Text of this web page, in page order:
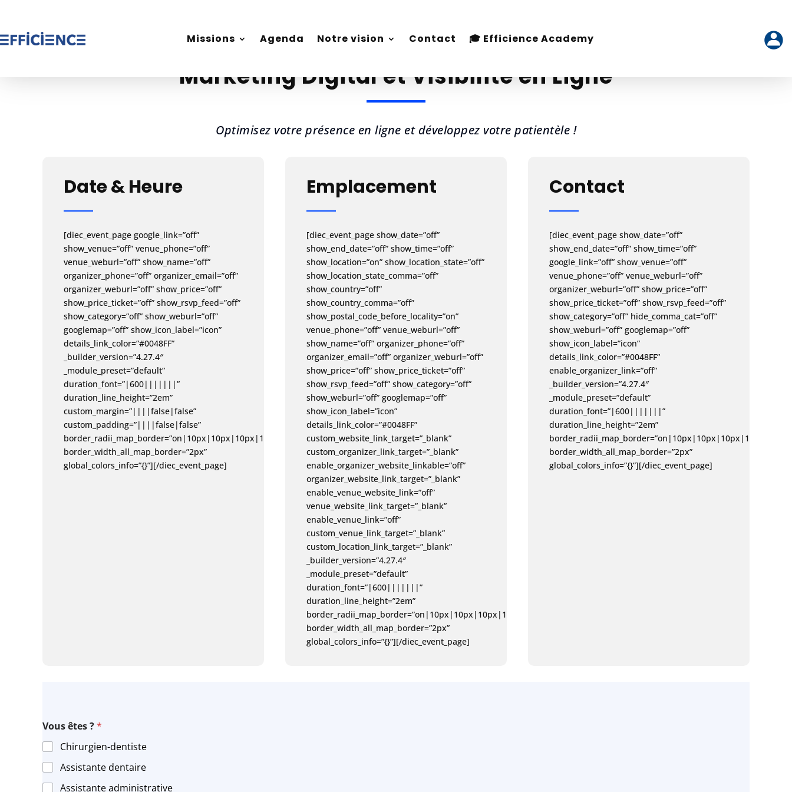
Missions
Agenda Notre vision Contact 🎓 Efficience Academy
Marketing Digital et Visibilité en Ligne
Optimisez votre présence en ligne et développez votre patientèle !
Date & Heure
[diec_event_page google_link=”off”
show_venue=”off” venue_phone=”off”
venue_weburl=”off” show_name=”off”
organizer_phone=”off” organizer_email=”off”
organizer_weburl=”off” show_price=”off”
show_price_ticket=”off” show_rsvp_feed=”off”
show_category=”off” show_weburl=”off”
googlemap=”off” show_icon_label=”icon”
details_link_color=”#0048FF”
_builder_version=”4.27.4″
_module_preset=”default”
duration_font=”|600|||||||”
duration_line_height=”2em”
custom_margin=”||||false|false”
custom_padding=”||||false|false”
border_radii_map_border=”on|10px|10px|10px|10px”
border_width_all_map_border=”2px”
global_colors_info=”{}”][/diec_event_page]
Emplacement
[diec_event_page show_date=”off”
show_end_date=”off” show_time=”off”
show_location=”on” show_location_state=”off”
show_location_state_comma=”off”
show_country=”off”
show_country_comma=”off”
show_postal_code_before_locality=”on”
venue_phone=”off” venue_weburl=”off”
show_name=”off” organizer_phone=”off”
organizer_email=”off” organizer_weburl=”off”
show_price=”off” show_price_ticket=”off”
show_rsvp_feed=”off” show_category=”off”
show_weburl=”off” googlemap=”off”
show_icon_label=”icon”
details_link_color=”#0048FF”
custom_website_link_target=”_blank”
custom_organizer_link_target=”_blank”
enable_organizer_website_linkable=”off”
organizer_website_link_target=”_blank”
enable_venue_website_link=”off”
venue_website_link_target=”_blank”
enable_venue_link=”off”
custom_venue_link_target=”_blank”
custom_location_link_target=”_blank”
_builder_version=”4.27.4″
_module_preset=”default”
duration_font=”|600|||||||”
duration_line_height=”2em”
border_radii_map_border=”on|10px|10px|10px|10px”
border_width_all_map_border=”2px”
global_colors_info=”{}”][/diec_event_page]
Contact
[diec_event_page show_date=”off”
show_end_date=”off” show_time=”off”
google_link=”off” show_venue=”off”
venue_phone=”off” venue_weburl=”off”
organizer_weburl=”off” show_price=”off”
show_price_ticket=”off” show_rsvp_feed=”off”
show_category=”off” hide_comma_cat=”off”
show_weburl=”off” googlemap=”off”
show_icon_label=”icon”
details_link_color=”#0048FF”
enable_organizer_link=”off”
_builder_version=”4.27.4″
_module_preset=”default”
duration_font=”|600|||||||”
duration_line_height=”2em”
border_radii_map_border=”on|10px|10px|10px|10px”
border_width_all_map_border=”2px”
global_colors_info=”{}”][/diec_event_page]
t
e
s
E
-
m
Vous êtes ?*
Chirurgien-dentiste
Assistante dentaire
Assistante administrative